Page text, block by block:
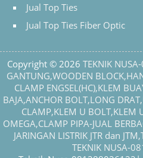
Jual Top Ties
Jual Top Ties Fiber Optic
Copyright © 2026 TEKNIK
GANTUNG,WOODEN
CLAMP ENGSEL(HC),KLEM
BAJA,ANCHOR BOLT,LONG
CLAMP,KLEM U BOLT,KLEM
OMEGA,CLAMP PIPA-JUAL
JARINGAN LISTRIK JTR dan
TEKNIK NUSA-